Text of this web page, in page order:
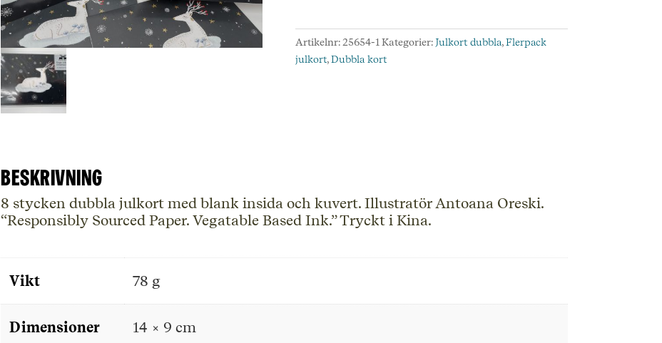
8
stycken
dubbla
Artikelnr: 25654-1 Kategorier: Julkort dubbla,Flerpack
julkort,Dubbla kort
Beskrivning
8 stycken dubbla julkort med blank insida och kuvert. Illustratör Antoana Oreski.
“Responsibly Sourced Paper. Vegatable Based Ink.” Tryckt i Kina.
Vikt 78 g
Dimensioner 14 × 9 cm